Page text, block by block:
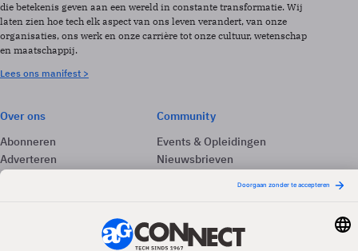
die betekenis geven aan een wereld in constante transformatie. Wij
laten zien hoe tech elk aspect van ons leven verandert, van onze
organisaties, ons werk en onze carrière tot onze cultuur, wetenschap
en maatschappij.
Lees ons manifest >
Over ons
Abonneren
Adverteren
Contact
Community
Events & Opleidingen
Nieuwsbrieven